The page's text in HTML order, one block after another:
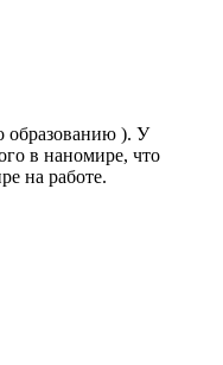
образованию ). У
в наномире, что
на работе.